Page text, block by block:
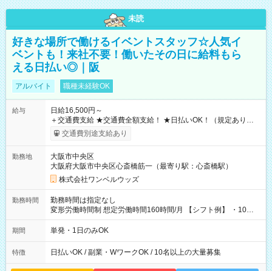
未読
好きな場所で働けるイベントスタッフ☆人気イ
ベントも！来社不要！働いたその日に給料もら
える日払い◎｜阪
アルバイト 職種未経験OK
給与
日給16,500円～
＋交通費支給 ★交通費全額支給！ ★日払いOK！（規定あり） ┗
働いたその日に現金GET♪ お仕事後はコンビニATMから 日払
交通費別途支給あり
勤務地
大阪市中央区
大阪府大阪市中央区心斎橋筋一（最寄り駅：心斎橋駅）
株式会社ワンベルウッズ
勤務時間
勤務時間は指定なし
変形労働時間制 想定労働時間160時間/月 【シフト例】 ・10：
00～20：00
期間 単発・1日のみOK
特徴 日払いOK / 副業・WワークOK / 10名以上の大量募集